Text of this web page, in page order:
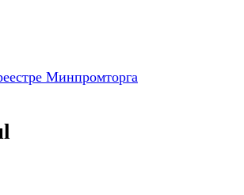
Минпромторга